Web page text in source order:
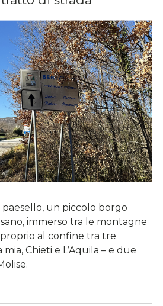
paesello, un piccolo borgo
immerso tra le montagne
al confine tra tre
Chieti e L’Aquila – e due